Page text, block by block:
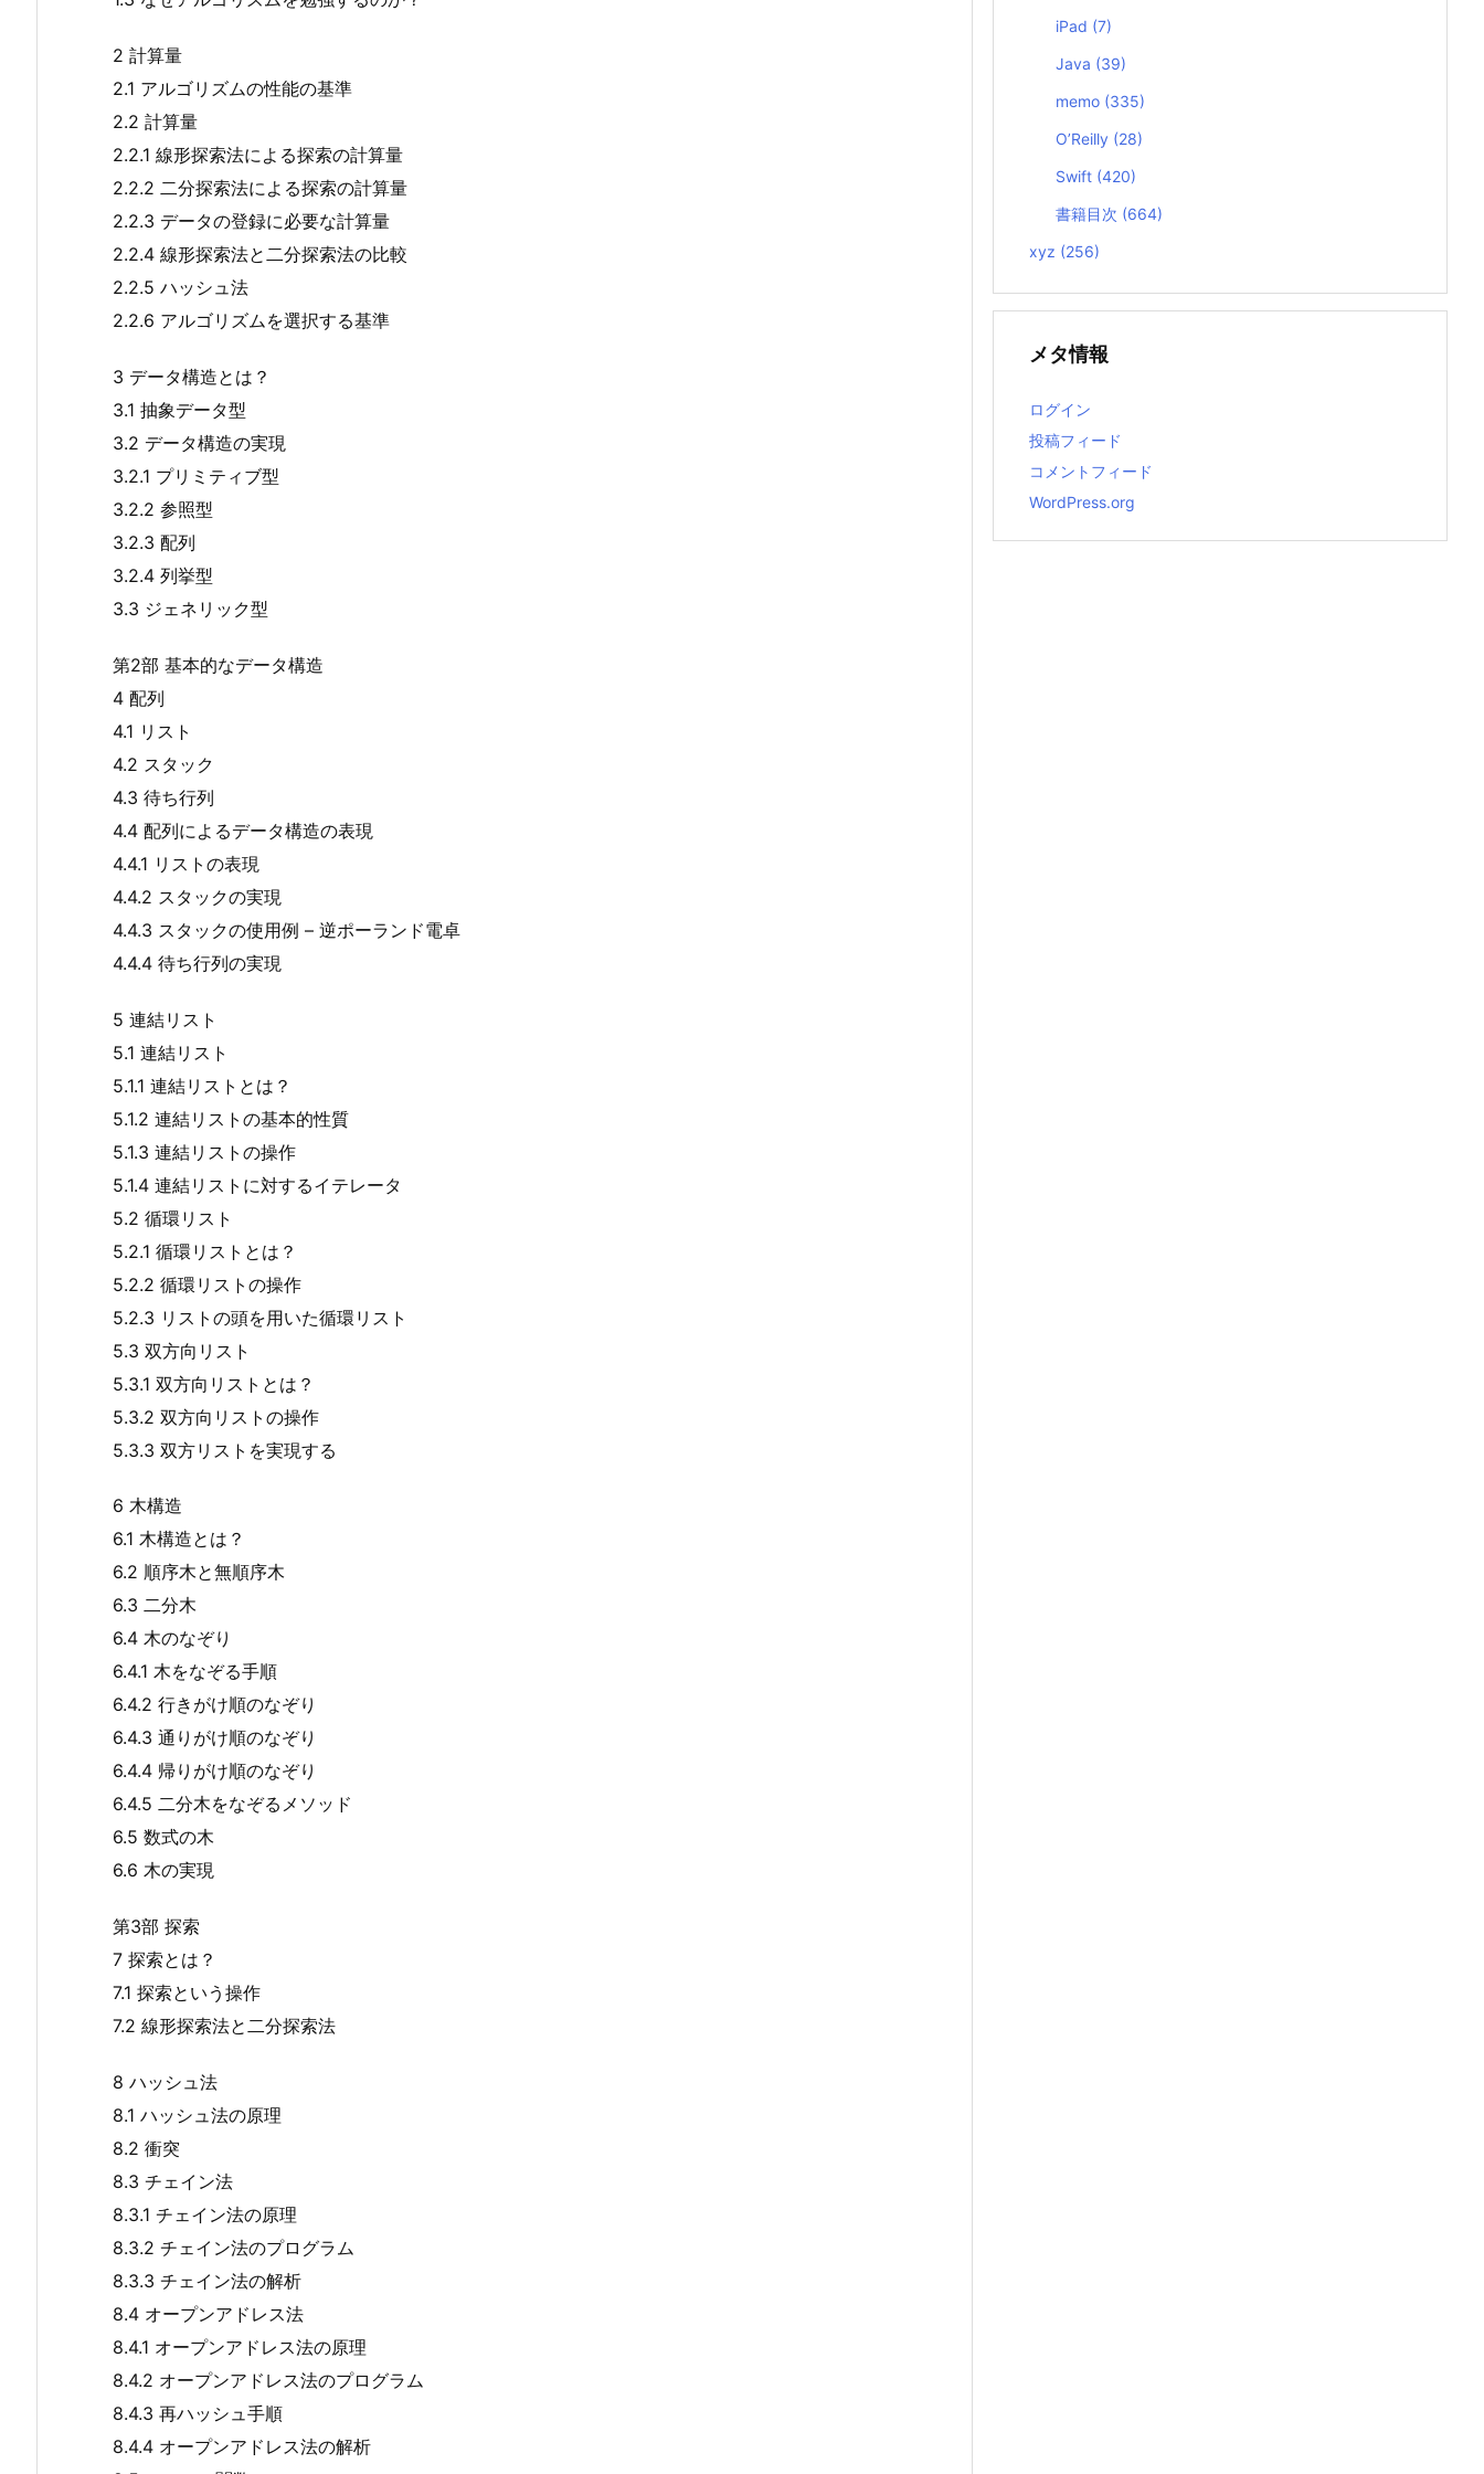
2 計算量
2.1 アルゴリズムの性能の基準
2.2 計算量
2.2.1 線形探索法による探索の計算量
2.2.2 二分探索法による探索の計算量
2.2.3 データの登録に必要な計算量
2.2.4 線形探索法と二分探索法の比較
2.2.5 ハッシュ法
2.2.6 アルゴリズムを選択する基準
3 データ構造とは？
3.1 抽象データ型
3.2 データ構造の実現
3.2.1 プリミティブ型
3.2.2 参照型
3.2.3 配列
3.2.4 列挙型
3.3 ジェネリック型
第2部 基本的なデータ構造
4 配列
4.1 リスト
4.2 スタック
4.3 待ち行列
4.4 配列によるデータ構造の表現
4.4.1 リストの表現
4.4.2 スタックの実現
4.4.3 スタックの使用例 – 逆ポーランド電卓
4.4.4 待ち行列の実現
5 連結リスト
5.1 連結リスト
5.1.1 連結リストとは？
5.1.2 連結リストの基本的性質
5.1.3 連結リストの操作
5.1.4 連結リストに対するイテレータ
5.2 循環リスト
5.2.1 循環リストとは？
5.2.2 循環リストの操作
5.2.3 リストの頭を用いた循環リスト
5.3 双方向リスト
5.3.1 双方向リストとは？
5.3.2 双方向リストの操作
5.3.3 双方リストを実現する
6 木構造
6.1 木構造とは？
6.2 順序木と無順序木
6.3 二分木
6.4 木のなぞり
6.4.1 木をなぞる手順
6.4.2 行きがけ順のなぞり
6.4.3 通りがけ順のなぞり
6.4.4 帰りがけ順のなぞり
6.4.5 二分木をなぞるメソッド
6.5 数式の木
6.6 木の実現
第3部 探索
7 探索とは？
7.1 探索という操作
7.2 線形探索法と二分探索法
8 ハッシュ法
8.1 ハッシュ法の原理
8.2 衝突
8.3 チェイン法
8.3.1 チェイン法の原理
8.3.2 チェイン法のプログラム
8.3.3 チェイン法の解析
8.4 オープンアドレス法
8.4.1 オープンアドレス法の原理
8.4.2 オープンアドレス法のプログラム
8.4.3 再ハッシュ手順
8.4.4 オープンアドレス法の解析
iPad (7)
Java (39)
memo (335)
O’Reilly (28)
Swift (420)
書籍目次 (664)
xyz (256)
メタ情報
ログイン
投稿フィード
コメントフィード
WordPress.org